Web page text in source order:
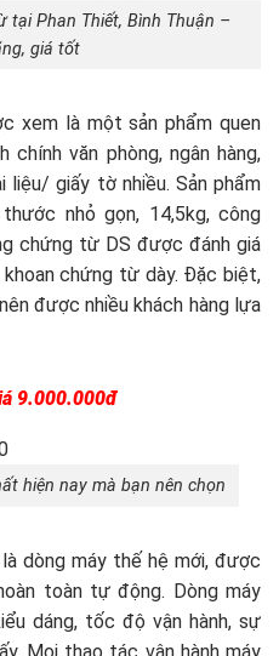
tại Phan Thiết, Bình Thuận –
giá tốt
xem là một sản phẩm quen
chính văn phòng, ngân hàng,
giấy tờ nhiều. Sản phẩm
nhỏ gọn, 14,5kg, công
chứng từ DS được đánh giá
chứng từ dày. Đặc biệt,
được nhiều khách hàng lựa
9.000.000đ
hiện nay mà bạn nên chọn
dòng máy thế hệ mới, được
toàn tự động. Dòng máy
dáng, tốc độ vận hành, sự
Mọi thao tác vận hành máy